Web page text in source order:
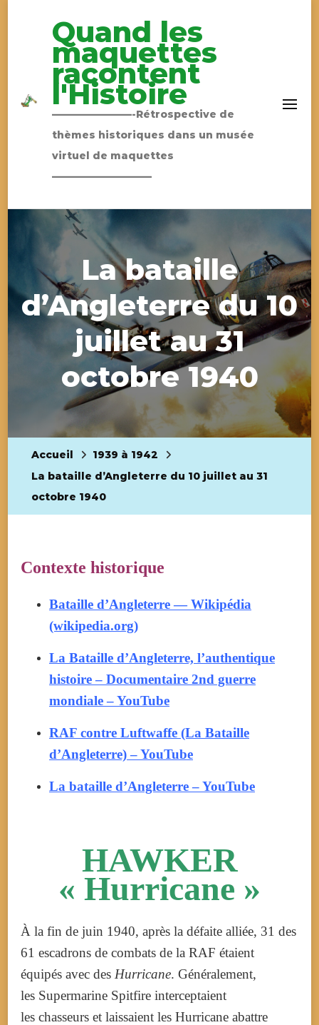
Quand les
maquettes
racontent
l'Histoire
————————-Rétrospective de
thèmes historiques dans un musée
virtuel de maquettes
——————————
La bataille
d’Angleterre du 10
juillet au 31
octobre 1940
Accueil
1939 à 1942
La bataille d’Angleterre du 10 juillet au 31
octobre 1940
Contexte historique
Bataille d’Angleterre — Wikipédia
(wikipedia.org)
La Bataille d’Angleterre, l’authentique
histoire – Documentaire 2nd guerre
mondiale – YouTube
RAF contre Luftwaffe (La Bataille
d’Angleterre) – YouTube
La bataille d’Angleterre – YouTube
HAWKER
« Hurricane »
À la fin de juin 1940, après la défaite alliée, 31 des
61 escadrons de combats de la RAF étaient
équipés avec des Hurricane. Généralement,
les Supermarine Spitfire interceptaient
les chasseurs et laissaient les Hurricane abattre